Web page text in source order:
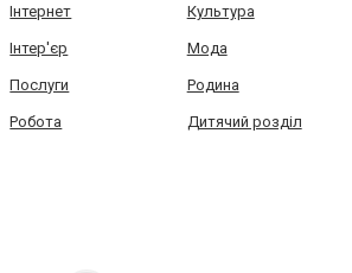
Інтернет Культура
Інтер'єр Мода
Послуги Родина
Робота Дитячий розділ